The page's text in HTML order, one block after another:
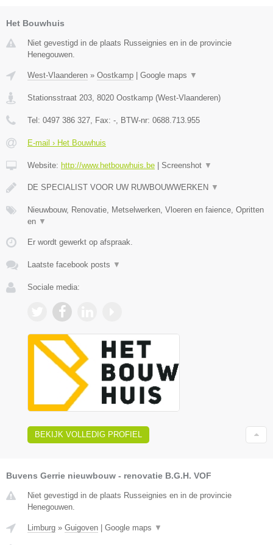
Het Bouwhuis
Niet gevestigd in de plaats Russeignies en in de provincie
Henegouwen.
West-Vlaanderen » Oostkamp Google maps ▼
Stationsstraat 203, 8020 Oostkamp (West-Vlaanderen)
Tel: 0497 386 327, Fax: -, BTW-nr: 0688.713.955
E-mail › Het Bouwhuis
Website: http://www.hetbouwhuis.be Screenshot ▼
DE SPECIALIST VOOR UW RUWBOUWWERKEN ▼
Nieuwbouw, Renovatie, Metselwerken, Vloeren en faience, Opritten
en ▼
Er wordt gewerkt op afspraak.
Laatste facebook posts ▼
Sociale media:
BEKIJK VOLLEDIG PROFIEL
Buvens Gerrie nieuwbouw - renovatie B.G.H. VOF
Niet gevestigd in de plaats Russeignies en in de provincie
Henegouwen.
Limburg » Guigoven Google maps ▼